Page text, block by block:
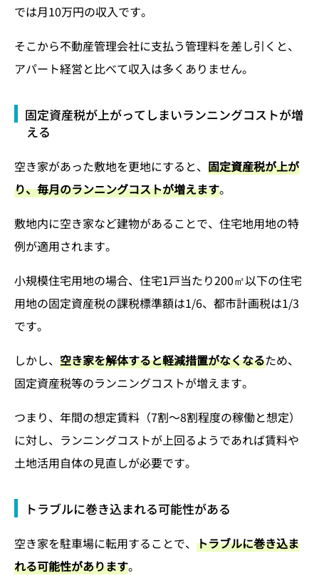
では月10万円の収入です。
そこから不動産管理会社に支払う管理料を差し引くと、
アパート経営と比べて収入は多くありません。
固定資産税が上がってしまいランニングコストが増
える
空き家があった敷地を更地にすると、 固定資産税が上が
り、毎月のランニングコストが増えます。
敷地内に空き家など建物があることで、住宅地用地の特
例が適用されます。
小規模住宅用地の場合、住宅1戸当たり200㎡以下の住宅
用地の固定資産税の課税標準額は1/6、都市計画税は1/3
です。
しかし、 空き家を解体すると軽減措置がなくなるため、
固定資産税等のランニングコストが増えます。
つまり、年間の想定賃料（7割～8割程度の稼働と想定）
に対し、ランニングコストが上回るようであれば賃料や
土地活用自体の見直しが必要です。
トラブルに巻き込まれる可能性がある
空き家を駐車場に転用することで、 トラブルに巻き込ま
れる可能性があります。